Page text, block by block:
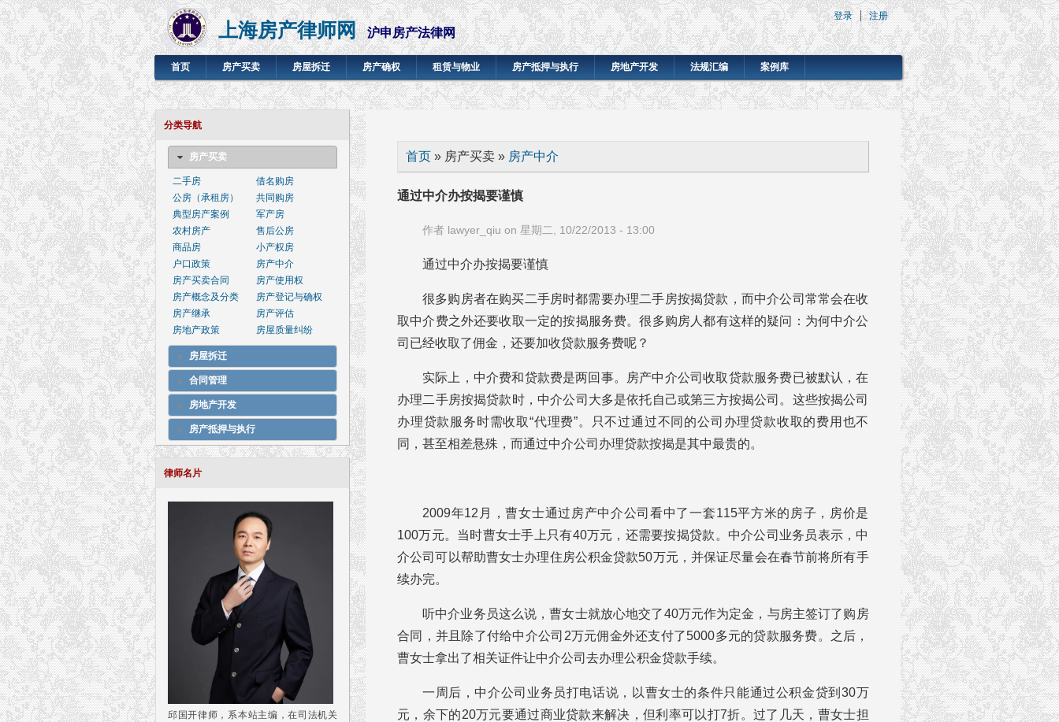
上海房产律师网 沪申房产法律网
登录 注册
首页 房产买卖 房屋拆迁 房产确权 租赁与物业 房产抵押与执行 房地产开发 法规汇编 案例库
分类导航
房产买卖
二手房
借名购房
公房（承租房）
共同购房
典型房产案例
军产房
农村房产
售后公房
商品房
小产权房
户口政策
房产中介
房产买卖合同
房产使用权
房产概念及分类
房产登记与确权
房产继承
房产评估
房地产政策
房屋质量纠纷
房屋拆迁
合同管理
房地产开发
房产抵押与执行
律师名片
邱国开律师，系本站主编，在司法机关
你在这里
首页 » 房产买卖 » 房产中介
通过中介办按揭要谨慎
作者 lawyer_qiu on 星期二, 10/22/2013 - 13:00
通过中介办按揭要谨慎
很多购房者在购买二手房时都需要办理二手房按揭贷款，而中介公司常常会在收
取中介费之外还要收取一定的按揭服务费。很多购房人都有这样的疑问：为何中介公
司已经收取了佣金，还要加收贷款服务费呢？
实际上，中介费和贷款费是两回事。房产中介公司收取贷款服务费已被默认，在
办理二手房按揭贷款时，中介公司大多是依托自己或第三方按揭公司。这些按揭公司
办理贷款服务时需收取“代理费”。只不过通过不同的公司办理贷款收取的费用也不
同，甚至相差悬殊，而通过中介公司办理贷款按揭是其中最贵的。
2009年12月，曹女士通过房产中介公司看中了一套115平方米的房子，房价是
100万元。当时曹女士手上只有40万元，还需要按揭贷款。中介公司业务员表示，中
介公司可以帮助曹女士办理住房公积金贷款50万元，并保证尽量会在春节前将所有手
续办完。
听中介业务员这么说，曹女士就放心地交了40万元作为定金，与房主签订了购房
合同，并且除了付给中介公司2万元佣金外还支付了5000多元的贷款服务费。之后，
曹女士拿出了相关证件让中介公司去办理公积金贷款手续。
一周后，中介公司业务员打电话说，以曹女士的条件只能通过公积金贷到30万
元，余下的20万元要通过商业贷款来解决，但利率可以打7折。过了几天，曹女士担